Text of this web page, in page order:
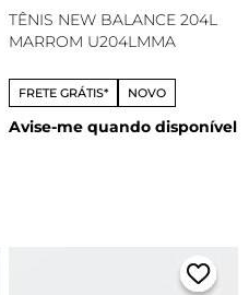
TÊNIS NEW BALANCE 204L
MARROM U204LMMA
FRETE GRÁTIS* NOVO
Avise-me quando disponível